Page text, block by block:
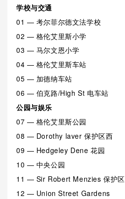
学校与交通
01 — 考尔菲尔德文法学校
02 — 格伦艾里斯小学
03 — 马尔文恩小学
04 — 格伦艾里斯车站
05 — 加德纳车站
06 — 伯克路/High St 电车站
公园与娱乐
07 — 格伦艾里斯公园
08 — Dorothy laver 保护区西
09 — Hedgeley Dene 花园
10 — 中央公园
11 — Sir Robert Menzies 保护区
12 — Union Street Gardens